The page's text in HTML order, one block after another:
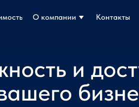
Контакты
О компании Контакты
О компании
и